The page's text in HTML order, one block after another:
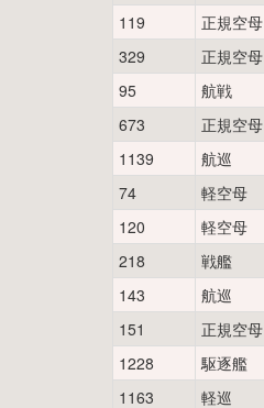
119
正規空母
329
正規空母
95
航戦
673
正規空母
1139
航巡
74
軽空母
120
軽空母
218
戦艦
143
航巡
151
正規空母
1228
駆逐艦
1163
軽巡